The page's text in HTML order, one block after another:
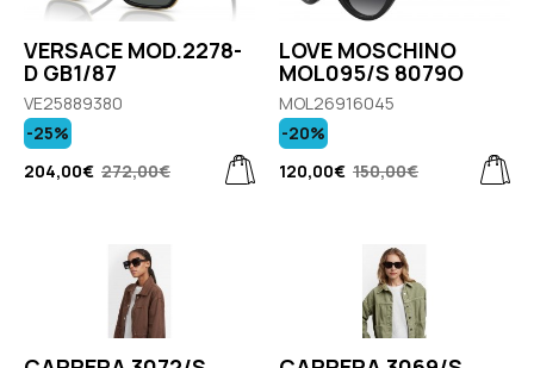
VERSACE MOD.2278-
D GB1/87
VE25889380
204,00€ 272,00€
-25%
LOVE MOSCHINO
MOL095/S 8079O
MOL26916045
120,00€ 150,00€
-20%